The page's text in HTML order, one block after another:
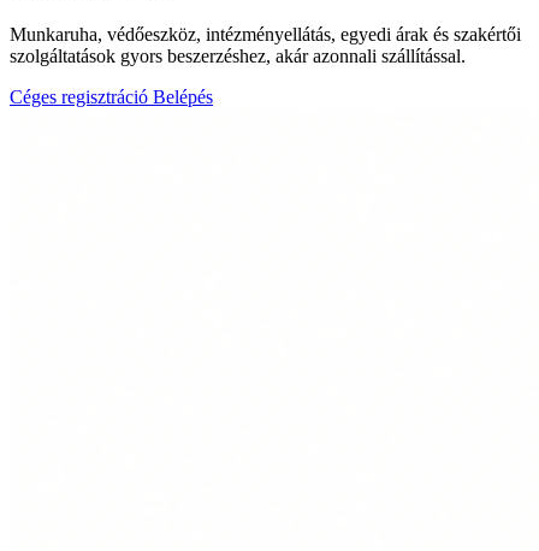
Munkaruha, védőeszköz, intézményellátás, egyedi árak és szakértői
szolgáltatások gyors beszerzéshez, akár azonnali szállítással.
Céges regisztráció Belépés